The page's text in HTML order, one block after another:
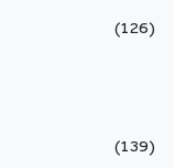
126
139